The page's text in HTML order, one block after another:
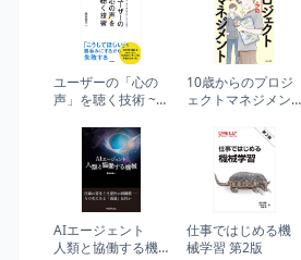
ユーザーの「心の
声」を聴く技術 ~ユ
50の落とし穴とそ
10歳からのプロジ
ェクトマネジメン
える力がつく! (くも
んこれからの学び)
AIエージェント
人類と協働する機
仕事ではじめる機
械学習 第2版